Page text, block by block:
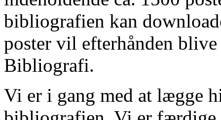
bibliografien kan
poster vil efterhånden
Bibliografi.
Vi er i gang med at lægge